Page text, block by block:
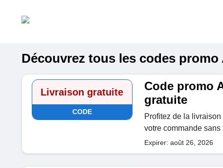
Découvrez tous les codes
Livraison gratuite
CODE
Code promo
gratuite
Profitez de la
votre commande
Expirer: août 26, 2026